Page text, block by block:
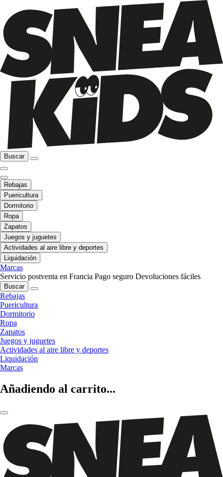
Buscar
Rebajas
Puericultura
Dormitorio
Ropa
Zapatos
Juegos y juguetes
Actividades al aire libre y deportes
Liquidación
Marcas
Servicio postventa en Francia Pago seguro Devoluciones fáciles
Buscar
Rebajas
Puericultura
Dormitorio
Ropa
Zapatos
Juegos y juguetes
Actividades al aire libre y deportes
Liquidación
Marcas
Añadiendo al carrito...